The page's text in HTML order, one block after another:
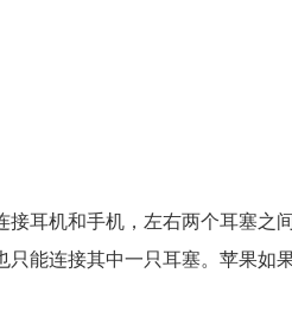
耳机和手机，左右两个耳塞之
能连接其中一只耳塞。苹果如